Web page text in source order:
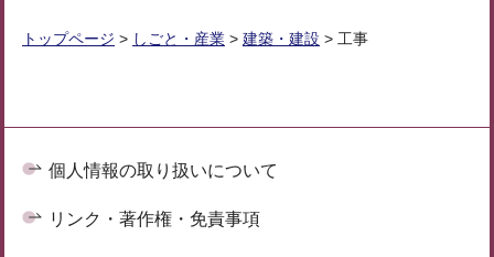
トップページ > しごと・産業 > 建築・建設 > 工事
個人情報の取り扱いについて
リンク・著作権・免責事項